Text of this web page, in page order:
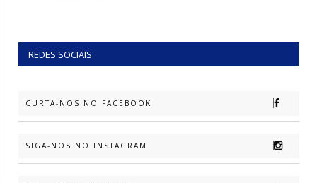
REDES SOCIAIS
CURTA-NOS NO FACEBOOK
SIGA-NOS NO INSTAGRAM